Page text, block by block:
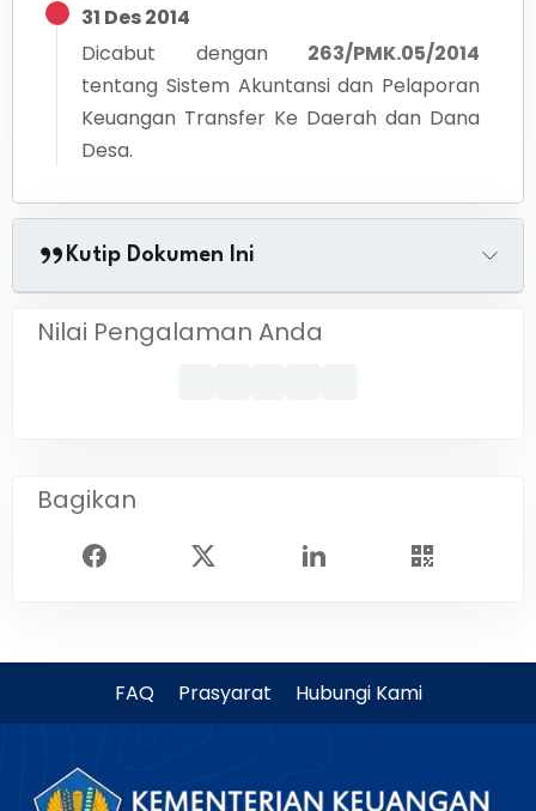
31 Des 2014
Dicabut dengan
263/PMK.05/2014
tentang Sistem Akuntansi dan Pelaporan
Keuangan Transfer Ke Daerah dan Dana
Desa.
Kutip Dokumen Ini
Nilai Pengalaman Anda
Bagikan
FAQ Prasyarat Hubungi Kami